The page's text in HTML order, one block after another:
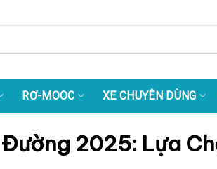
RƠ-MOOC XE CHUYÊN DÙNG
2025: Lựa